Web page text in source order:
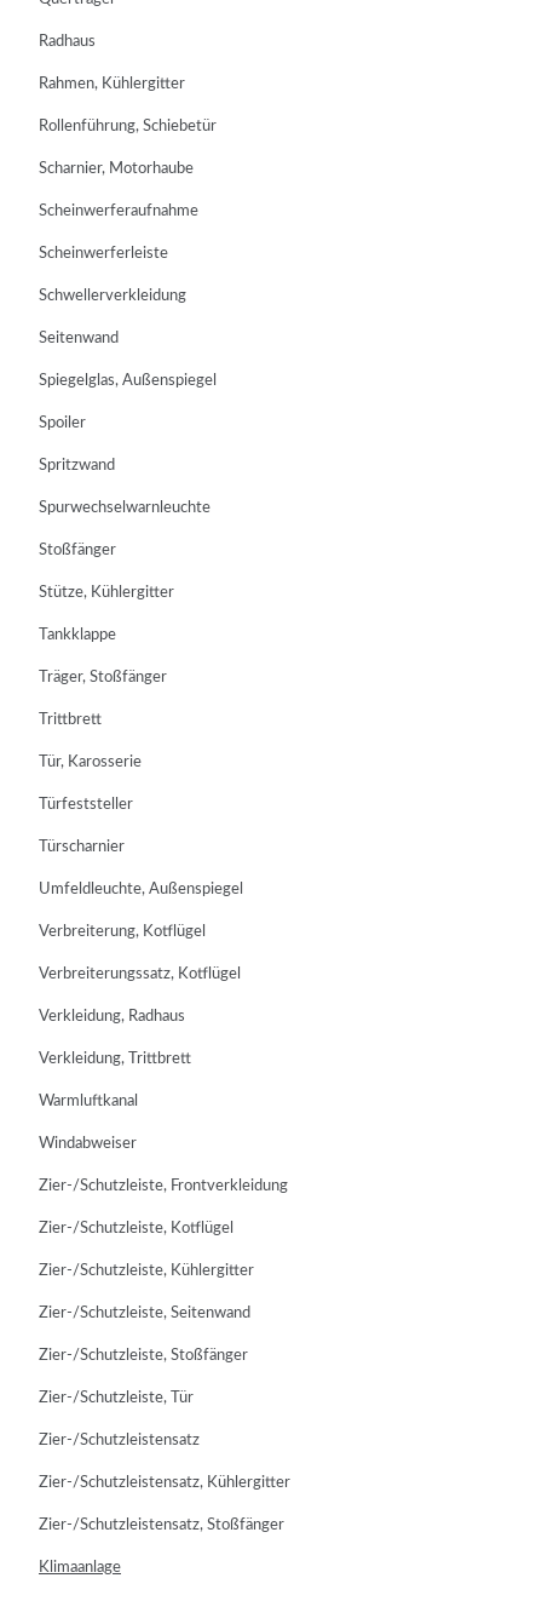
Radhaus
Rahmen, Kühlergitter
Rollenführung, Schiebetür
Scharnier, Motorhaube
Scheinwerferaufnahme
Scheinwerferleiste
Schwellerverkleidung
Seitenwand
Spiegelglas, Außenspiegel
Spoiler
Spritzwand
Spurwechselwarnleuchte
Stoßfänger
Stütze, Kühlergitter
Tankklappe
Träger, Stoßfänger
Trittbrett
Tür, Karosserie
Türfeststeller
Türscharnier
Umfeldleuchte, Außenspiegel
Verbreiterung, Kotflügel
Verbreiterungssatz, Kotflügel
Verkleidung, Radhaus
Verkleidung, Trittbrett
Warmluftkanal
Windabweiser
Zier-/Schutzleiste, Frontverkleidung
Zier-/Schutzleiste, Kotflügel
Zier-/Schutzleiste, Kühlergitter
Zier-/Schutzleiste, Seitenwand
Zier-/Schutzleiste, Stoßfänger
Zier-/Schutzleiste, Tür
Zier-/Schutzleistensatz
Zier-/Schutzleistensatz, Kühlergitter
Zier-/Schutzleistensatz, Stoßfänger
Klimaanlage